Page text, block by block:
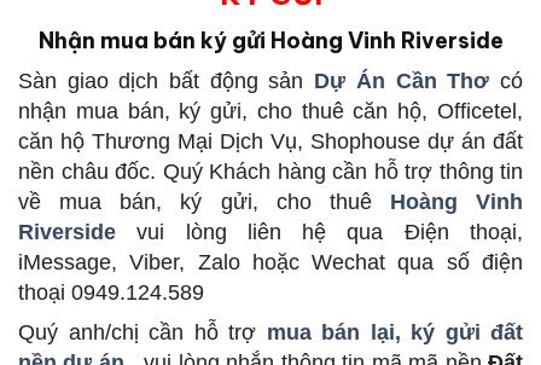
Nhận mua bán ký gửi Hoàng Vinh Riverside
Sàn giao dịch bất động sản Dự Án Cần Thơ có
nhận mua bán, ký gửi, cho thuê căn hộ, Officetel,
căn hộ Thương Mại Dịch Vụ, Shophouse dự án đất
nền châu đốc. Quý Khách hàng cần hỗ trợ thông tin
về mua bán, ký gửi, cho thuê Hoàng Vinh
Riverside vui lòng liên hệ qua Điện thoại,
iMessage, Viber, Zalo hoặc Wechat qua số điện
thoại 0949.124.589
Quý anh/chị cần hỗ trợ mua bán lại, ký gửi đất